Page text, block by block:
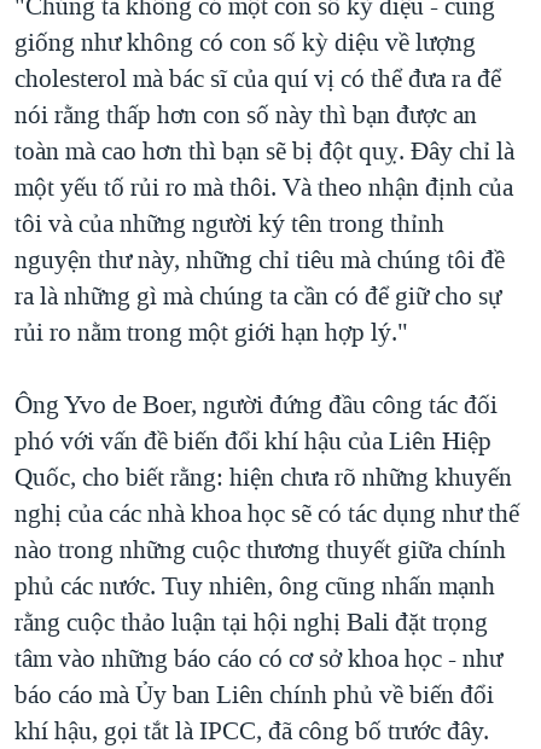
giống như không có con số kỳ diệu về lượng
cholesterol mà bác sĩ của quí vị có thể đưa ra để
nói rằng thấp hơn con số này thì bạn được an
toàn mà cao hơn thì bạn sẽ bị đột quỵ. Đây chỉ là
một yếu tố rủi ro mà thôi. Và theo nhận định của
tôi và của những người ký tên trong thỉnh
nguyện thư này, những chỉ tiêu mà chúng tôi đề
ra là những gì mà chúng ta cần có để giữ cho sự
rủi ro nằm trong một giới hạn hợp lý."
Ông Yvo de Boer, người đứng đầu công tác đối
phó với vấn đề biến đổi khí hậu của Liên Hiệp
Quốc, cho biết rằng: hiện chưa rõ những khuyến
nghị của các nhà khoa học sẽ có tác dụng như thế
nào trong những cuộc thương thuyết giữa chính
phủ các nước. Tuy nhiên, ông cũng nhấn mạnh
rằng cuộc thảo luận tại hội nghị Bali đặt trọng
tâm vào những báo cáo có cơ sở khoa học - như
báo cáo mà Ủy ban Liên chính phủ về biến đổi
khí hậu, gọi tắt là IPCC, đã công bố trước đây.